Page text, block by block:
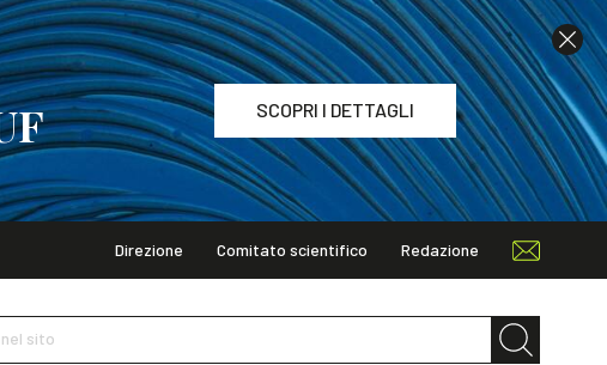
SCOPRI I DETTAGLI
Direzione Comitato scientifico Redazione
sito